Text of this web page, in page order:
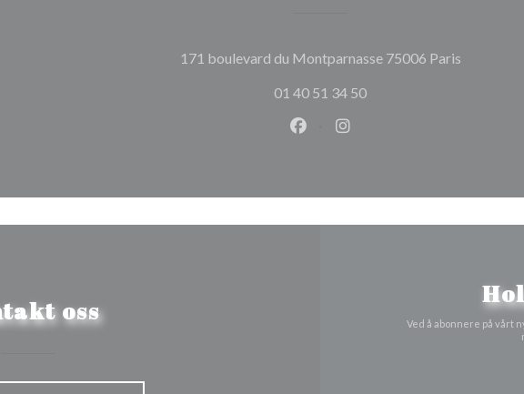
171 boulevard du Montparnasse 75006 Paris((åpner i
01 40 51 34 50
Facebook ((åpner i et nytt vindu))
Instagram ((åpner i et nytt
oss
Ved å abonnere på vårt